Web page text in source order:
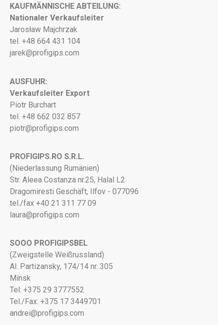
KAUFMÄNNISCHE ABTEILUNG:
Nationaler Verkaufsleiter
Jarosław Majchrzak
tel. +48 664 431 104
jarek@profigips.com
AUSFUHR:
Verkaufsleiter Export
Piotr Burchart
tel. +48 662 032 857
piotr@profigips.com
PROFIGIPS.RO S.R.L.
(Niederlassung Rumänien)
Str. Aleea Costanza nr.25, Halal L2
Dragomiresti Geschäft, Ilfov - 077096
tel./fax +40 21 311 77 09
laura@profigips.com
SOOO PROFIGIPSBEL
(Zweigstelle Weißrussland)
Al. Partizansky, 174/14 nr. 305
Minsk
Tel: +375 29 3777552
Tel./Fax: +375 17 3449701
andrei@profigips.com